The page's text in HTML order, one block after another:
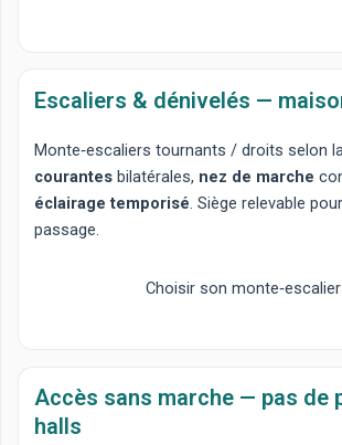
Escaliers & dénivelés —
Monte‑escaliers tournants /droits selon
courantes bilatérales, nez de marche
éclairage temporisé. Siège relevable
passage.
Choisir son
Accès sans marche — pas de
halls